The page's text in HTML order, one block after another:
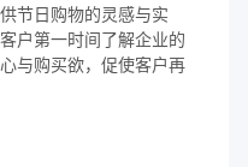
节日购物的灵感与实
户第一时间了解企业的
与购买欲，促使客户再